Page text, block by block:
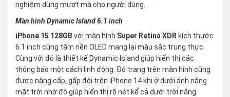
nghiệm dùng mượt mà cho người dùng.
Màn hình Dynamic Island 6.1 inch
iPhone 15 128GB với màn hình Super Retina XDR kích thước
6.1 inch cùng tấm nền OLED mang lại màu sắc trung thực.
Cùng với đó là thiết kế Dynamic Island giúp hiển thị các
thông báo một cách linh động. Độ trang trên màn hình cũng
được nâng cấp, gấp đôi trên iPhone 14 khi ở dưới ánh nắng
mặt trời nhờ đó giúp hiển thị rõ nét kể cả dưới trời nắng.